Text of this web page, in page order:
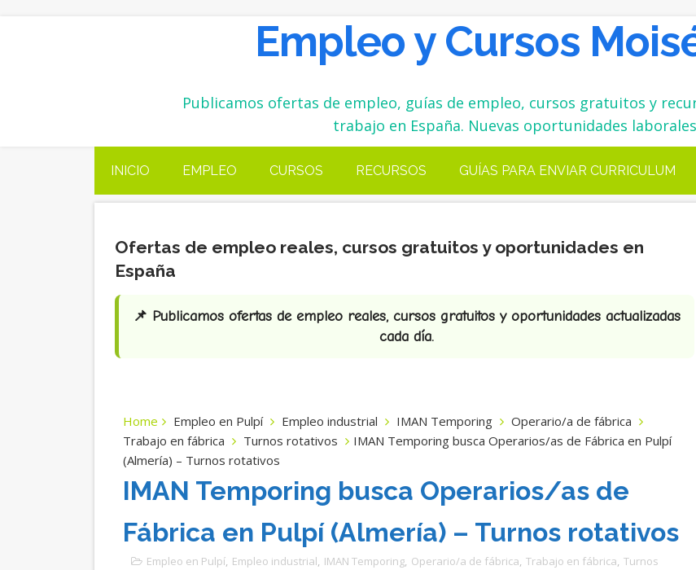
Empleo y Cursos
Publicamos ofertas de empleo, guías de empleo, cursos gratuitos y
trabajo en España. Nuevas oportunidades
INICIO EMPLEO CURSOS RECURSOS GUÍAS PARA ENVIAR CURRICULUM
Ofertas de empleo reales, cursos gratuitos y oportunidades en
España
📌 Publicamos ofertas de empleo reales, cursos gratuitos y oportunidades actualizadas
cada día.
Home Empleo en Pulpí Empleo industrial IMAN Temporing
Operario/a de fábrica
Trabajo en fábrica
Turnos rotativos
IMAN Temporing busca Operarios/as de Fábrica en Pulpí
(Almería) – Turnos rotativos
IMAN Temporing busca Operarios/as de
Fábrica en Pulpí (Almería) – Turnos rotativos
Empleo en Pulpí, Empleo industrial, IMAN Temporing, Operario/a de fábrica, Trabajo en fábrica, Turnos